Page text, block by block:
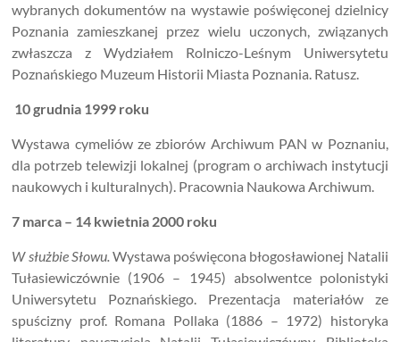
wybranych dokumentów na wystawie poświęconej dzielnicy
Poznania zamieszkanej przez wielu uczonych, związanych
zwłaszcza z Wydziałem Rolniczo-Leśnym Uniwersytetu
Poznańskiego Muzeum Historii Miasta Poznania. Ratusz.
10 grudnia 1999 roku
Wystawa cymeliów ze zbiorów Archiwum PAN w Poznaniu,
dla potrzeb telewizji lokalnej (program o archiwach instytucji
naukowych i kulturalnych). Pracownia Naukowa Archiwum.
7 marca – 14 kwietnia 2000 roku
W służbie Słowu.Wystawa poświęcona błogosławionej Natalii
Tułasiewiczównie (1906 – 1945) absolwentce polonistyki
Uniwersytetu Poznańskiego. Prezentacja materiałów ze
spuścizny prof. Romana Pollaka (1886 – 1972) historyka